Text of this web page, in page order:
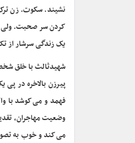
نشیند. سکوت. زن
کردن سر صحبت. ولی
یک زندگی سرشار از
شهیدثالث با خلق
پیرزن بالاخره در
فهمد و می کوشد با
وضعیت مهاجران،
می کند و خوب به